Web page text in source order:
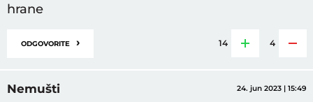
hrane
ODGOVORITE › 14 4
Nemušti 24. jun 2023 | 15:49